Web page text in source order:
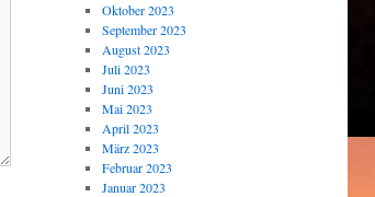
Oktober 2023
September 2023
August 2023
Juli 2023
Juni 2023
Mai 2023
April 2023
März 2023
Februar 2023
Januar 2023